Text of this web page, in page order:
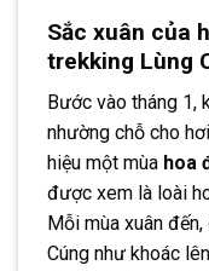
Sắc xuân của
trekking Lùng
Bước vào tháng 1,
nhường chỗ cho
hiệu một mùa hoa
được xem là loài
Mỗi mùa xuân
Cúng như khoác